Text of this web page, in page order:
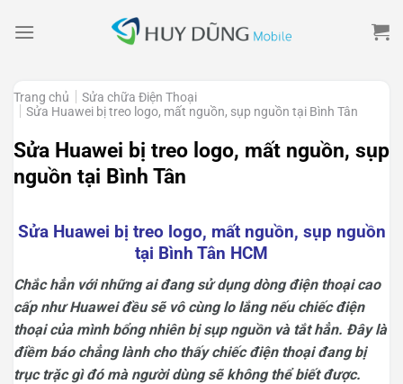
Trang chủ
Sửa chữa Điện Thoại
Sửa Huawei bị treo logo, mất nguồn, sụp nguồn tại Bình Tân
Sửa Huawei bị treo logo, mất nguồn, sụp
nguồn tại Bình Tân
Sửa Huawei bị treo logo, mất nguồn, sụp nguồn
tại Bình Tân HCM
Chắc hẳn với những ai đang sử dụng dòng điện thoại cao
cấp như Huawei đều sẽ vô cùng lo lắng nếu chiếc điện
thoại của mình bổng nhiên bị sụp nguồn và tắt hẳn. Đây là
điềm báo chẳng lành cho thấy chiếc điện thoại đang bị
trục trặc gì đó mà người dùng sẽ không thể biết được.